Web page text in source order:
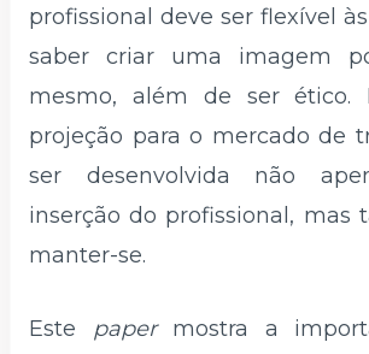
profissional deve ser flexível
saber criar uma imagem
mesmo, além de ser ético.
projeção para o mercado de
ser desenvolvida não
inserção do profissional, mas
manter-se.
Este papermostra a